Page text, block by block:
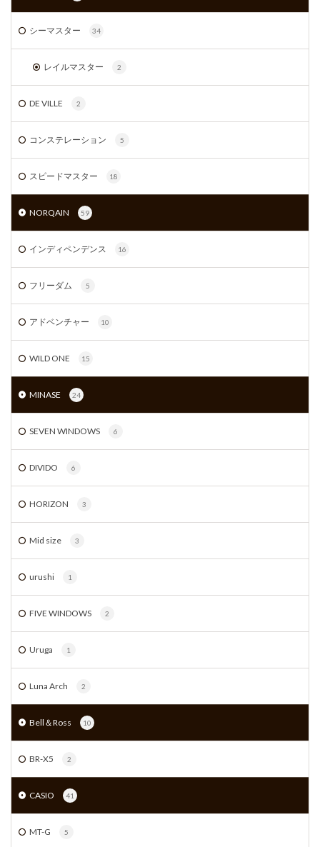
シーマスター 34
レイルマスター 2
DE VILLE 2
コンステレーション 5
スピードマスター 18
NORQAIN 59
インディペンデンス 16
フリーダム 5
アドベンチャー 10
WILD ONE 15
MINASE 24
SEVEN WINDOWS 6
DIVIDO 6
HORIZON 3
Mid size 3
urushi 1
FIVE WINDOWS 2
Uruga 1
Luna Arch 2
Bell＆Ross 10
BR-X5 2
CASIO 41
MT-G 5